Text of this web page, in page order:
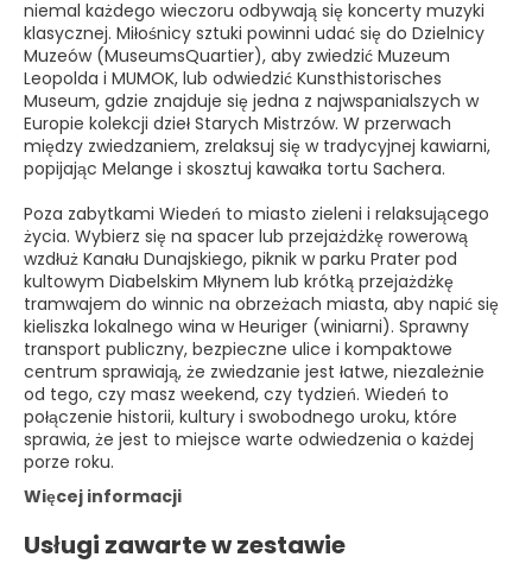
niemal każdego wieczoru odbywają się koncerty muzyki
klasycznej. Miłośnicy sztuki powinni udać się do Dzielnicy
Muzeów (MuseumsQuartier), aby zwiedzić Muzeum
Leopolda i MUMOK, lub odwiedzić Kunsthistorisches
Museum, gdzie znajduje się jedna z najwspanialszych w
Europie kolekcji dzieł Starych Mistrzów. W przerwach
między zwiedzaniem, zrelaksuj się w tradycyjnej kawiarni,
popijając Melange i skosztuj kawałka tortu Sachera.
Poza zabytkami Wiedeń to miasto zieleni i relaksującego
życia. Wybierz się na spacer lub przejażdżkę rowerową
wzdłuż Kanału Dunajskiego, piknik w parku Prater pod
kultowym Diabelskim Młynem lub krótką przejażdżkę
tramwajem do winnic na obrzeżach miasta, aby napić się
kieliszka lokalnego wina w Heuriger (winiarni). Sprawny
transport publiczny, bezpieczne ulice i kompaktowe
centrum sprawiają, że zwiedzanie jest łatwe, niezależnie
od tego, czy masz weekend, czy tydzień. Wiedeń to
połączenie historii, kultury i swobodnego uroku, które
sprawia, że jest to miejsce warte odwiedzenia o każdej
porze roku.
Więcej informacji
Usługi zawarte w zestawie